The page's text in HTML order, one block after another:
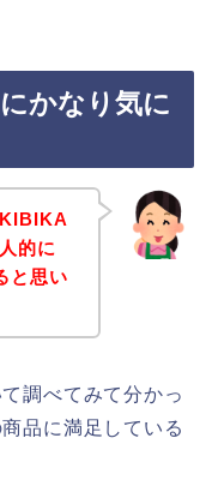
かなり気に
的に
と思い
調べてみて分かっ
品に満足している